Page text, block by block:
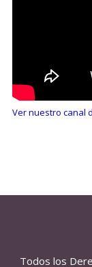
Ver nuestro canal
Todos los